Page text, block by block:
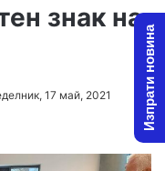
знак на
17 май, 2021 Изпрати новина